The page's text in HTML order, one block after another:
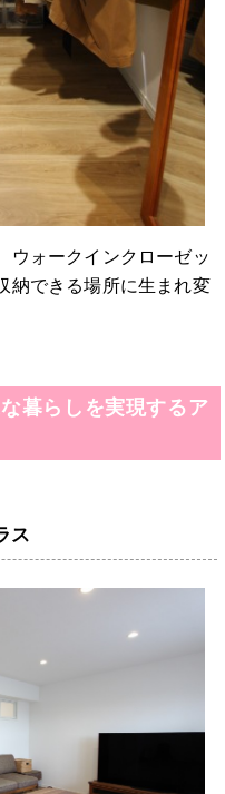
ウォークインクローゼッ
納できる場所に生まれ変
暮らしを実現するア
ス